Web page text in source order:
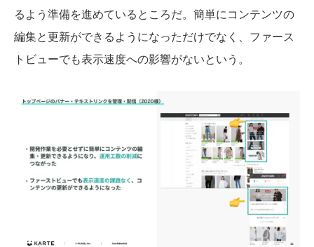
るよう準備を進めているところだ。簡単にコンテンツの
編集と更新ができるようになっただけでなく、ファース
トビューでも表示速度への影響がないという。